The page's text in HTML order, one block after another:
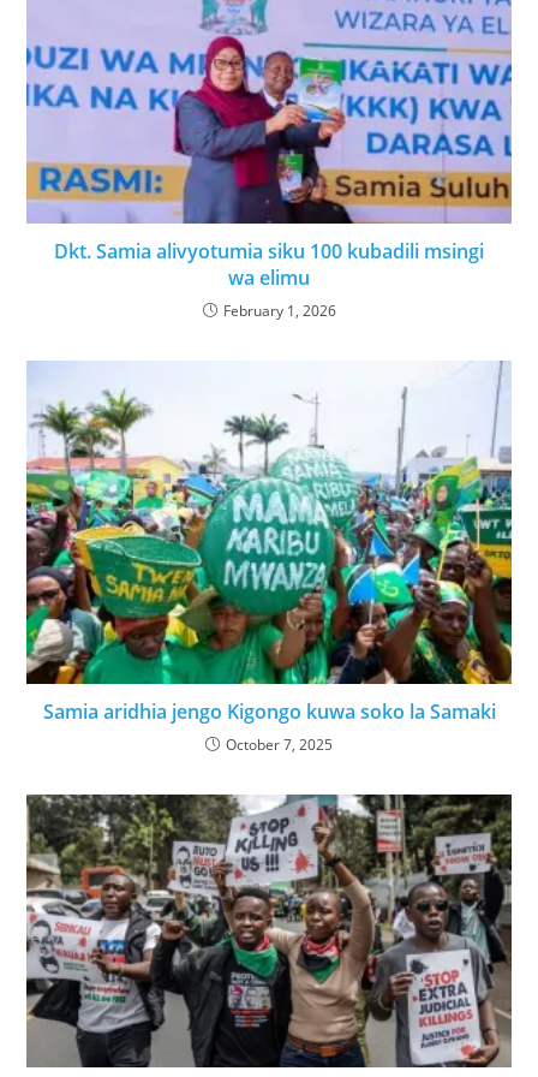
Dkt. Samia alivyotumia siku 100 kubadili msingi
wa elimu
February 1, 2026
Samia aridhia jengo Kigongo kuwa soko la Samaki
October 7, 2025